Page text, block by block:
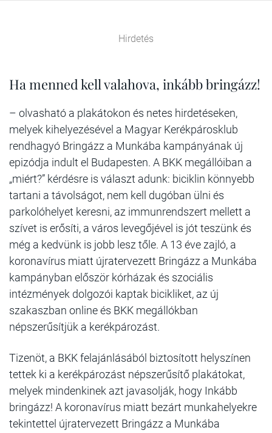
Hirdetés
Ha menned kell valahova, inkább bringázz!
– olvasható a plakátokon és netes hirdetéseken,
melyek kihelyezésével a Magyar Kerékpárosklub
rendhagyó Bringázz a Munkába kampányának új
epizódja indult el Budapesten. A BKK megállóiban a
„miért?” kérdésre is választ adunk: biciklin könnyebb
tartani a távolságot, nem kell dugóban ülni és
parkolóhelyet keresni, az immunrendszert mellett a
szívet is erősíti, a város levegőjével is jót teszünk és
még a kedvünk is jobb lesz tőle. A 13 éve zajló, a
koronavírus miatt újratervezett Bringázz a Munkába
kampányban először kórházak és szociális
intézmények dolgozói kaptak bicikliket, az új
szakaszban online és BKK megállókban
népszerűsítjük a kerékpározást.
Tizenöt, a BKK felajánlásából biztosított helyszínen
tettek ki a kerékpározást népszerűsítő plakátokat,
melyek mindenkinek azt javasolják, hogy Inkább
bringázz! A koronavírus miatt bezárt munkahelyekre
tekintettel újratervezett Bringázz a Munkába